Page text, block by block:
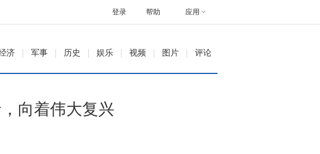
帮助 应用
登录
济 军事 历史 娱乐 视频 图片 评论
向着伟大复兴